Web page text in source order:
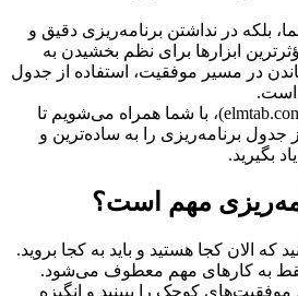
بلکه در نداشتن برنامه‌ریزی دقیق و
ابزارها برای نظم بخشیدن به
در مسیر موفقیت، استفاده از جدول
است.
در این مقاله از علم تاب (elmtab.com)، با شما همراه می‌شویم تا
برنامه‌ریزی را به ساده‌ترین و
بگیرید.
که الان کجا هستید و باید به کجا بروید.
فقط به کارهای مهم معطوف می‌شود.
موفقیت‌های کوچک را ببینید و انگیزه